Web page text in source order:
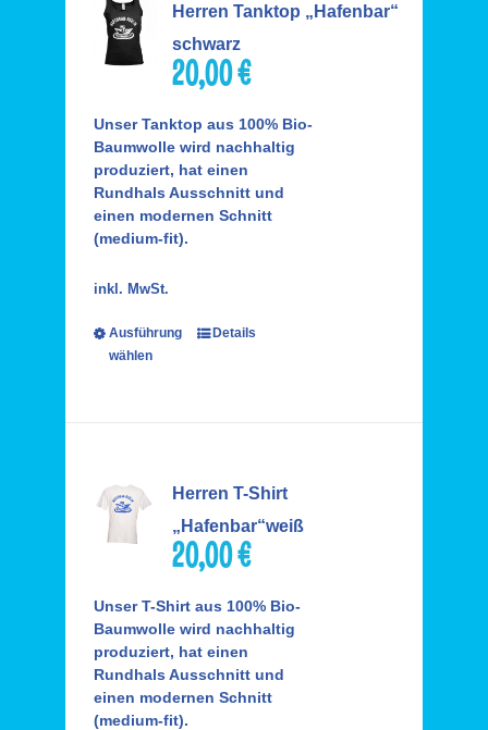
Herren Tanktop „Hafenbar“
schwarz
20,00€
Unser Tanktop aus 100% Bio-
Baumwolle wird nachhaltig
produziert, hat einen
Rundhals Ausschnitt und
einen modernen Schnitt
(medium-fit).
inkl. MwSt.
Ausführung
wählen
Details
Herren T-Shirt
„Hafenbar“weiß
20,00€
Unser T-Shirt aus 100% Bio-
Baumwolle wird nachhaltig
produziert, hat einen
Rundhals Ausschnitt und
einen modernen Schnitt
(medium-fit).